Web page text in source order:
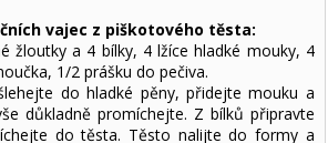
vajec z piškotového těsta:
žloutky a 4 bílky, 4 lžíce hladké mouky, 4
1/2 prášku do pečiva.
do hladké pěny, přidejte mouku a
důkladně promíchejte. Z bílků připravte
do těsta. Těsto nalijte do formy a